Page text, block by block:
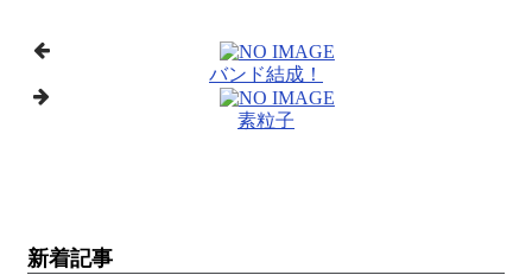
バンド結成！
素粒子
新着記事